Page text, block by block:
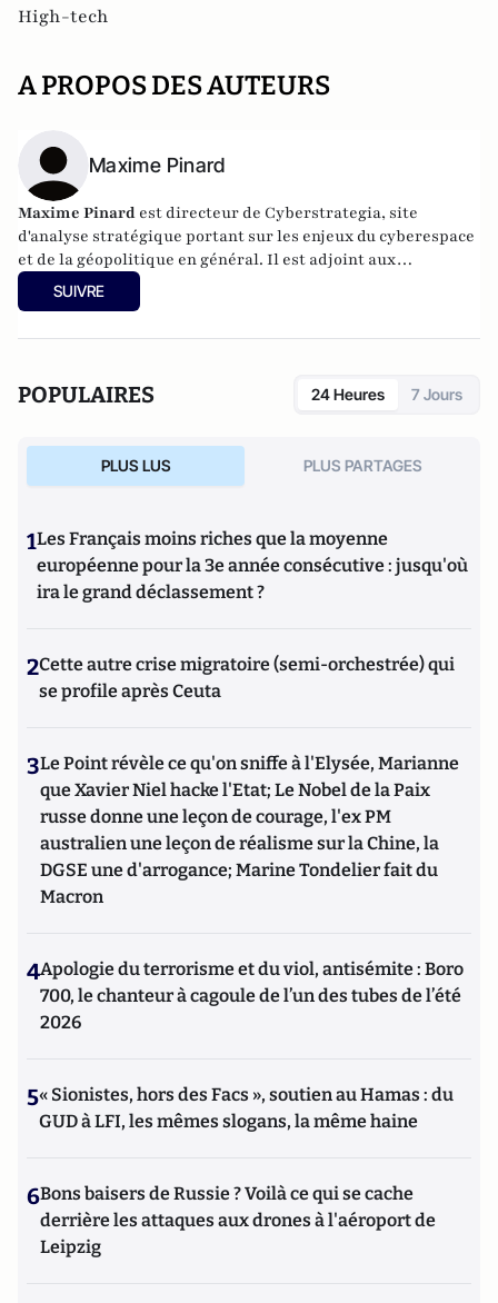
High-tech
A PROPOS DES AUTEURS
Maxime Pinard
Maxime Pinard est directeur de Cyberstrategia, site
d'analyse stratégique portant sur les enjeux du cyberespace
et de la géopolitique en général. Il est adjoint aux
formations à l'IRIS, en charge de l'enseignement à distance
et de la formation "Action humanitaire : enjeux stratégiques
SUIVRE
POPULAIRES 24 Heures 7 Jours
PLUS LUS PLUS PARTAGES
1Les Français moins riches que la moyenne
européenne pour la 3e année consécutive : jusqu'où
ira le grand déclassement ?
2Cette autre crise migratoire (semi-orchestrée) qui
se profile après Ceuta
3Le Point révèle ce qu'on sniffe à l'Elysée, Marianne
que Xavier Niel hacke l'Etat; Le Nobel de la Paix
russe donne une leçon de courage, l'ex PM
australien une leçon de réalisme sur la Chine, la
DGSE une d'arrogance; Marine Tondelier fait du
Macron
4Apologie du terrorisme et du viol, antisémite : Boro
700, le chanteur à cagoule de l’un des tubes de l’été
2026
5« Sionistes, hors des Facs », soutien au Hamas : du
GUD à LFI, les mêmes slogans, la même haine
6Bons baisers de Russie ? Voilà ce qui se cache
derrière les attaques aux drones à l'aéroport de
Leipzig